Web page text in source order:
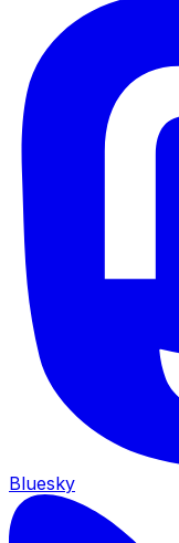
Bluesky